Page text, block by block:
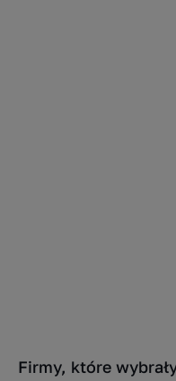
Firmy, które